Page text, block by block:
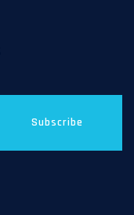
Subscribe